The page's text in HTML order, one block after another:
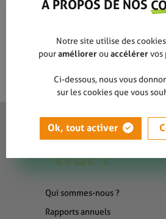
Qui sommes-nous ?
Rapports annuels
À PROPOS DE NOS
Notre site utilise des
pouraméliorerou accélérervos
Ci-dessous, nous vous
sur les cookies que vous
Ok, tout activer